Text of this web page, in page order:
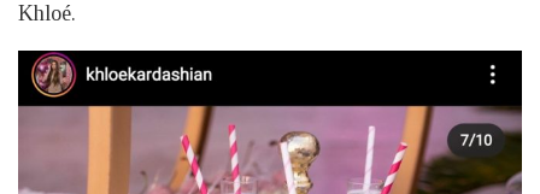
Khloé.